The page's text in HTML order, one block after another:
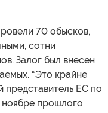
70 обысков,
сотни
Залог был внесен
“Это крайне
представитель ЕС по
прошлого